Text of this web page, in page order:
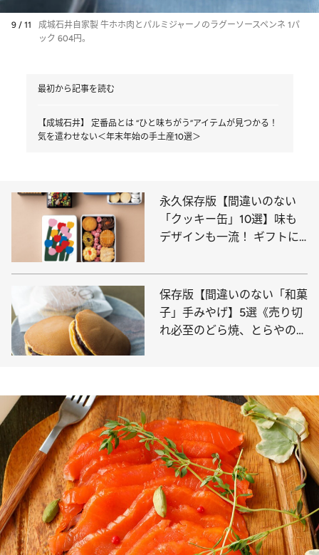
9 / 11
成城石井自家製 牛ホホ肉とパルミジャーノのラグーソースペンネ 1パ
ック 604円。
最初から記事を読む
【成城石井】 定番品とは “ひと味ちがう”アイテムが見つかる！
気を遣わせない＜年末年始の手土産10選＞
永久保存版【間違いのない
「クッキー缶」10選】味も
デザインも一流！ ギフトに
保存版【間違いのない「和菓
子」手みやげ】5選《売り切
れ必至のどら焼、とらやの限